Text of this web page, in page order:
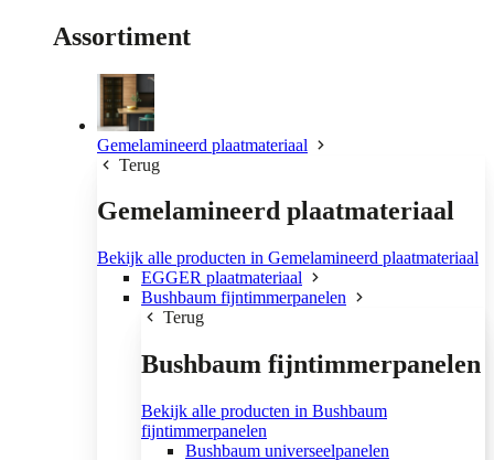
Assortiment
Gemelamineerd plaatmateriaal
Terug
Gemelamineerd plaatmateriaal
Bekijk alle producten in Gemelamineerd plaatmateriaal
EGGER plaatmateriaal
Bushbaum fijntimmerpanelen
Terug
Bushbaum fijntimmerpanelen
Bekijk alle producten in Bushbaum
fijntimmerpanelen
Bushbaum universeelpanelen